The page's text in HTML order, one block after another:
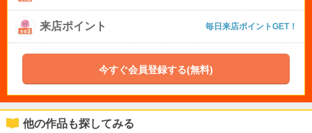
来店ポイント 毎日来店ポイントGET！
今すぐ会員登録する(無料)
他の作品も探してみる